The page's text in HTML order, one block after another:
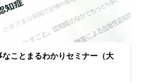
ことまるわかりセミナー（大